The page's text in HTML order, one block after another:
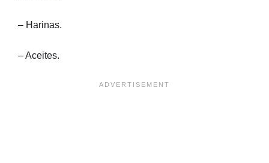
– Harinas.
– Aceites.